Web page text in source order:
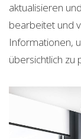
aktualisieren
bearbeitet und
Informationen,
übersichtlich zu